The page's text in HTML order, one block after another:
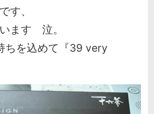
す、
ます 泣。
ちを込めて『39 very